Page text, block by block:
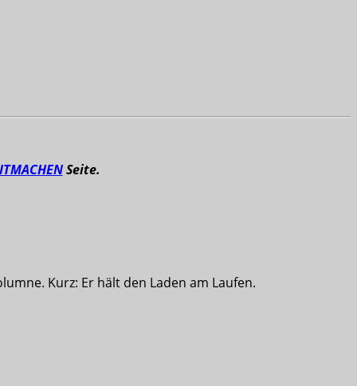
Seite.
Kurz: Er hält den Laden am Laufen.